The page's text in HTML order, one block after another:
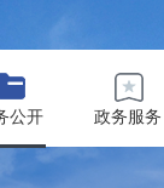
公开 政务服务